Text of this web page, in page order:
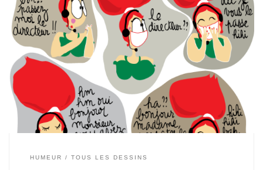
HUMEUR TOUS LES DESSINS